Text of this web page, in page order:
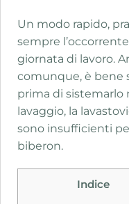
Un modo rapido,
sempre
giornata di lavoro.
comunque, è bene
prima di sistemarlo
lavaggio, la
sono insufficienti
biberon.
Indice